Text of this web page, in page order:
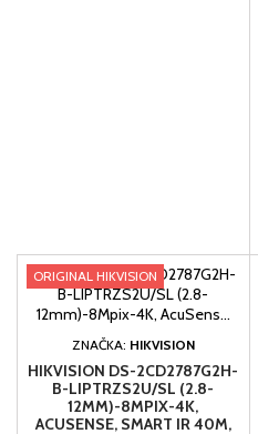
ORIGINAL HIKVISION
ZNAČKA: HIKVISION
HIKVISION DS-2CD2787G2H-
B-LIPTRZS2U/SL (2.8-
12MM)-8MPIX-4K,
ACUSENSE, SMART IR 40M,